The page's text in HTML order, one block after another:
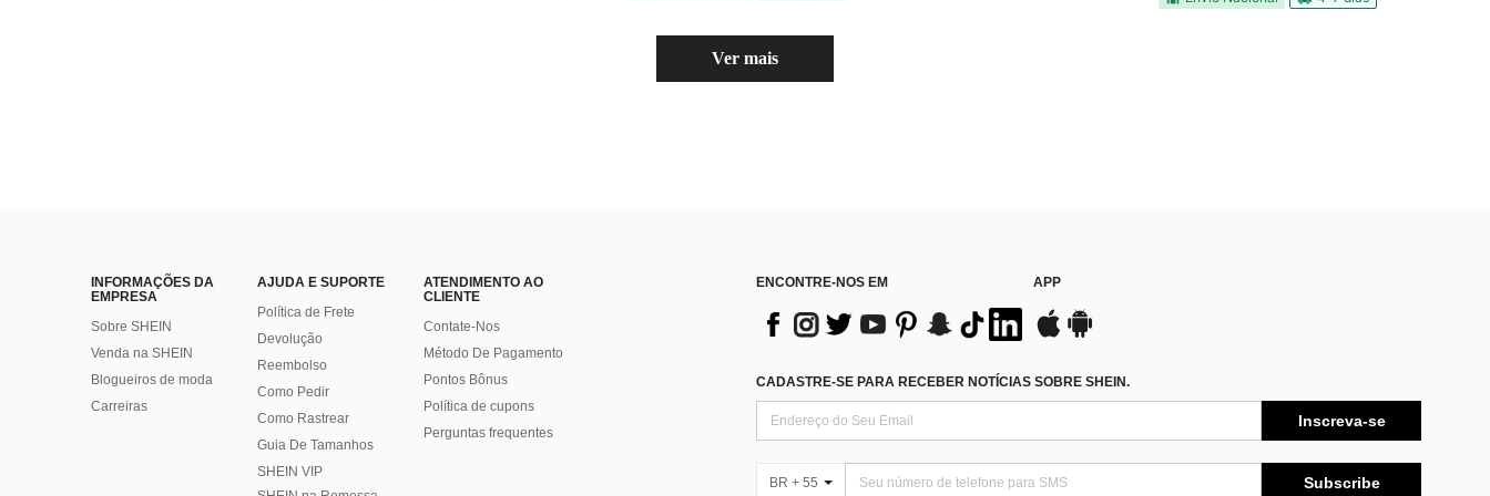
Ver mais
INFORMAÇÕES DA
EMPRESA
Sobre SHEIN
Venda na SHEIN
Blogueiros de moda
Carreiras
AJUDA E SUPORTE
Política de Frete
Devolução
Reembolso
Como Pedir
Como Rastrear
Guia De Tamanhos
SHEIN VIP
ATENDIMENTO AO
CLIENTE
Contate-Nos
Método De Pagamento
Pontos Bônus
Política de cupons
Perguntas frequentes
ENCONTRE-NOS EM APP
CADASTRE-SE PARA RECEBER NOTÍCIAS SOBRE SHEIN.
Inscreva-se
BR + 55 Subscribe